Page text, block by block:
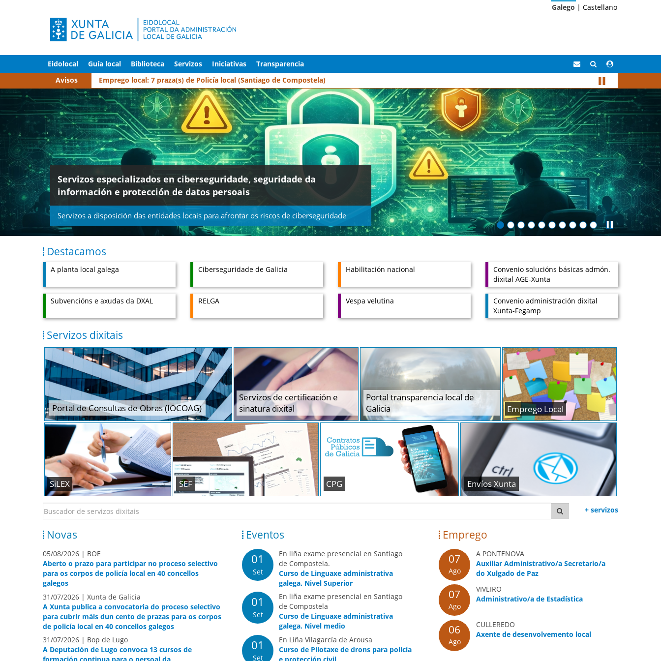
Galego | Castellano
Eidolocal Guía local Biblioteca Servizos Iniciativas Transparencia
Correo
Eidolocal
BuscarAcceso
área
privada
Avisos Emprego local: 7 praza(s) de Policía local (Santiago de Compostela)
Servizos especializados en ciberseguridade, seguridade da
información e protección de datos persoais
Servizos a disposición das entidades locais para afrontar os riscos de ciberseguridade
Destacamos
A planta local galega Ciberseguridade de Galicia Habilitación nacional
Convenio solucións básicas admón.
dixital AGE-Xunta
Subvencións e axudas da DXAL RELGA Vespa velutina
Convenio administración dixital
Xunta-Fegamp
Servizos dixitais
Portal de Consultas de Obras (IOCOAG)
Servizos de certificación e
sinatura dixital
Portal transparencia local de
Galicia
Emprego Local
SiLEX SEF CPG Envíos Xunta
Buscar + servizos
Novas
05/08/2026 | BOE
Aberto o prazo para participar no proceso selectivo
para os corpos de policía local en 40 concellos
galegos
31/07/2026 | Xunta de Galicia
A Xunta publica a convocatoria do proceso selectivo
para cubrir máis dun cento de prazas para os corpos
de policía local en 40 concellos galegos
31/07/2026 | Bop de Lugo
A Deputación de Lugo convoca 13 cursos de
Eventos
01
Set
En liña exame presencial en Santiago
de Compostela.
Curso de Linguaxe administrativa
galega. Nivel Superior
01
Set
En liña exame presencial en Santiago
de Compostela
Curso de Linguaxe administrativa
galega. Nivel medio
01
Set
En Liña Vilagarcía de Arousa
Curso de Pilotaxe de drons para policía
e protección civil
Emprego
07
Ago
A PONTENOVA
Auxiliar Administrativo/a Secretario/a
do Xulgado de Paz
07
Ago
VIVEIRO
Administrativo/a de Estadística
06
Ago
CULLEREDO
Axente de desenvolvemento local